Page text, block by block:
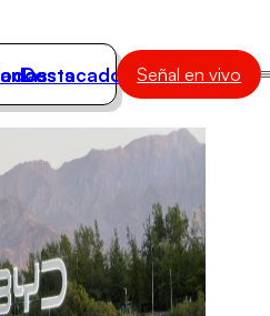
Destacados Señal en vivo